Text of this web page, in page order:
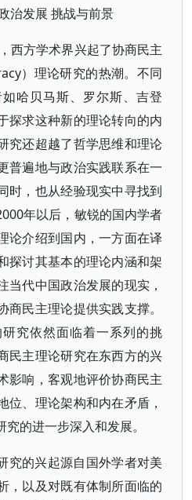
治发展 挑战与前景
西方学术界兴起了协商民主
）理论研究的热潮。不同
哈贝马斯、罗尔斯、吉登
探求这种新的理论转向的内
究还超越了哲学思维和理论
普遍地与政治实践联系在一
时，也从经验现实中寻找到
年以后，敏锐的国内学者
论介绍到国内，一方面在译
探讨其基本的理论内涵和架
当代中国政治发展的现实，
民主理论提供实践支撑。
究依然面临着一系列的挑
民主理论研究在东西方的兴
影响，客观地评价协商民主
位、理论架构和内在矛盾，
的进一步深入和发展。
究的兴起源自国外学者对美
，以及对既有体制所面临的